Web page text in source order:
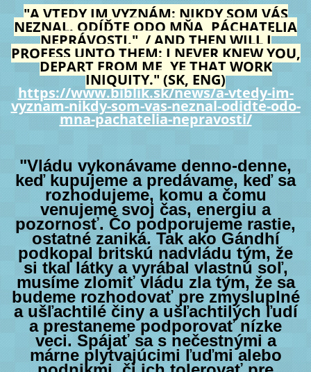
"A VTEDY IM VYZNÁM: NIKDY SOM VÁS
NEZNAL. ODÍĎTE ODO MŇA, PÁCHATELIA
NEPRÁVOSTI." / AND THEN WILL I
PROFESS UNTO THEM: I NEVER KNEW YOU,
DEPART FROM ME, YE THAT WORK
INIQUITY." (SK, ENG)
https://www.biblik.sk/news/a-vtedy-im-
vyznam-nikdy-som-vas-neznal-odidte-odo-
mna-pachatelia-nepravosti/
"Vládu vykonávame denno-denne,
keď kupujeme a predávame, keď sa
rozhodujeme, komu a čomu
venujeme svoj čas, energiu a
pozornosť. Čo podporujeme rastie,
ostatné zaniká. Tak ako Gándhí
podkopal britskú nadvládu tým, že
si tkal látky a vyrábal vlastnú soľ,
musíme zlomiť vládu zla tým, že sa
budeme rozhodovať pre zmysluplné
a ušľachtilé činy a ušľachtilých ľudí
a prestaneme podporovať nízke
veci. Spájať sa s nečestnými a
márne plytvajúcimi ľuďmi alebo